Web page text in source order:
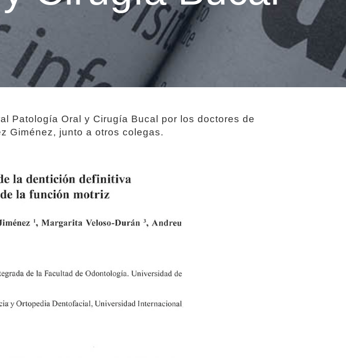
Patología Oral y Cirugía Bucal por los doctores de
Giménez, junto a otros colegas.